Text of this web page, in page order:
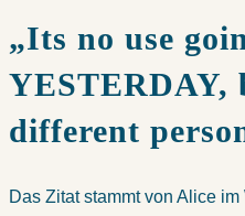
„Its no use
YESTERDAY,
different
Das Zitat stammt von Alice